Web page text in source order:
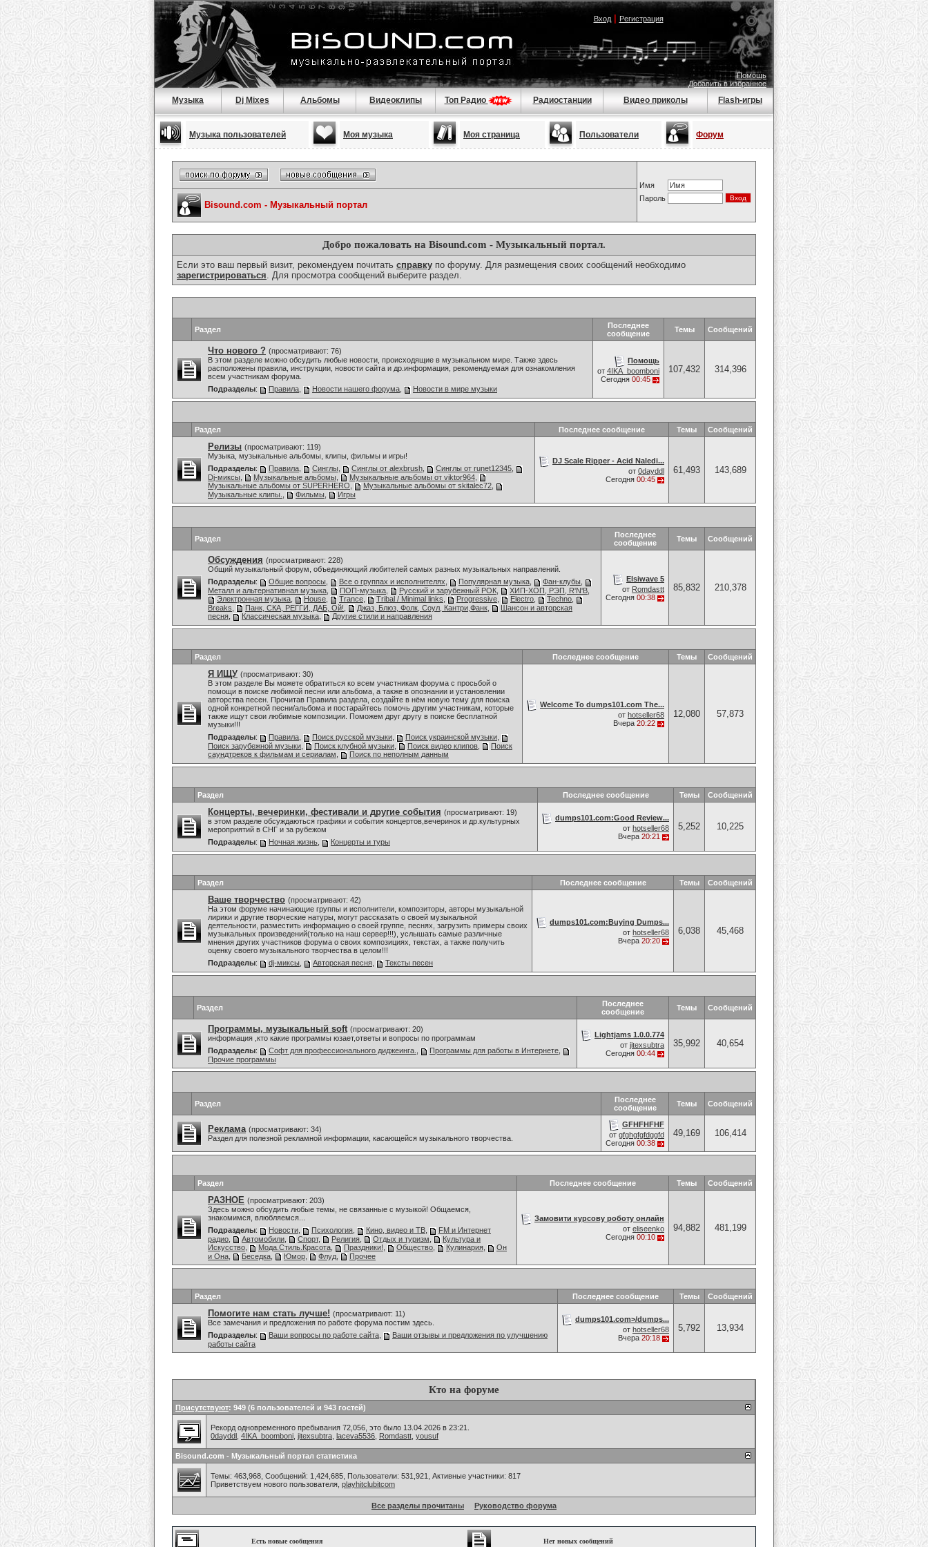
Вход| Регистрация
Помощь
Добавить в избранное
Музыка Dj Mixes Альбомы Видеоклипы Топ Радио Радиостанции Видео приколы Flash-игры
Музыка пользователей Моя музыка Моя страница Пользователи Форум
Имя
Пароль
Bisound.com - Музыкальный портал
Добро пожаловать на Bisound.com - Музыкальный портал.
Если это ваш первый визит, рекомендуем почитать справку по форуму. Для размещения своих сообщений необходимо
зарегистрироваться. Для просмотра сообщений выберите раздел.
Раздел
Последнее
сообщение
Темы Сообщений
Что нового ? (просматривают: 76)
В этом разделе можно обсудить любые новости, происходящие в музыкальном мире. Также здесь
расположены правила, инструкции, новости сайта и др.информация, рекомендуемая для ознакомления
всем участникам форума.
Подразделы: Правила Новости нашего форума Новости в мире музыки
Помощь
от 4IKA_boomboni
Сегодня 00:45
107,432 314,396
Раздел Последнее сообщение Темы Сообщений
Релизы (просматривают: 119)
Музыка, музыкальные альбомы, клипы, фильмы и игры!
Подразделы: Правила Синглы Синглы от alexbrush Синглы от runet12345
Dj-миксы
Музыкальные альбомы Музыкальные альбомы от viktor964
Музыкальные альбомы от SUPERHERO
Музыкальные альбомы от skitalec72
Музыкальные клипы.
Фильмы Игры
DJ Scale Ripper - Acid Naledi...
от 0dayddl
Сегодня 00:45
61,493 143,689
Раздел
Последнее
сообщение
Темы Сообщений
Обсуждения (просматривают: 228)
Общий музыкальный форум, объединяющий любителей самых разных музыкальных направлений.
Подразделы: Общие вопросы Все о группах и исполнителях Популярная музыка Фан-клубы
Металл и альтернативная музыка
ПОП-музыка Русский и зарубежный РОК ХИП-ХОП, РЭП, R'N'B
Электронная музыка
House Trance Tribal / Minimal links Progressive Electro Techno
Breaks
Панк, СКА, РЕГГИ, ДАБ, Ой! Джаз, Блюз, Фолк, Соул, Кантри,Фанк
Шансон и авторская
песня
Классическая музыка Другие стили и направления
Elsiwave 5
от Romdastt
Сегодня 00:38
85,832 210,378
Раздел Последнее сообщение Темы Сообщений
Я ИЩУ (просматривают: 30)
В этом разделе Вы можете обратиться ко всем участникам форума с просьбой о
помощи в поиске любимой песни или альбома, а также в опознании и установлении
авторства песен. Прочитав Правила раздела, создайте в нём новую тему для поиска
одной конкретной песни/альбома и постарайтесь помочь другим участникам, которые
также ищут свои любимые композиции. Поможем друг другу в поиске бесплатной
музыки!!!
Подразделы: Правила Поиск русской музыки Поиск украинской музыки
Поиск зарубежной музыки
Поиск клубной музыки Поиск видео клипов
Поиск
саундтреков к фильмам и сериалам
Поиск по неполным данным
Welcome To dumps101.com The...
от hotseller68
Вчера 20:22
12,080 57,873
Раздел Последнее сообщение Темы Сообщений
Концерты, вечеринки, фестивали и другие события (просматривают: 19)
в этом разделе обсуждаються графики и события концертов,вечеринок и др.культурных
мероприятий в СНГ и за рубежом
Подразделы: Ночная жизнь Концерты и туры
dumps101.com:Good Review...
от hotseller68
Вчера 20:21
5,252 10,225
Раздел Последнее сообщение Темы Сообщений
Ваше творчество (просматривают: 42)
На этом форуме начинающие группы и исполнители, композиторы, авторы музыкальной
лирики и другие творческие натуры, могут рассказать о своей музыкальной
деятельности, разместить информацию о своей группе, песнях, загрузить примеры своих
музыкальных произведений(только на наш сервер!!!), услышать самые различные
мнения других участников форума о своих композициях, текстах, а также получить
оценку своего музыкального творчества в целом!!!
Подразделы: dj-миксы Авторская песня Тексты песен
dumps101.com:Buying Dumps...
от hotseller68
Вчера 20:20
6,038 45,468
Раздел
Последнее
сообщение
Темы Сообщений
Программы, музыкальный soft (просматривают: 20)
информация ,кто какие программы юзает,ответы и вопросы по программам
Подразделы: Софт для профессионального диджеинга. Программы для работы в Интернете
Прочие программы
Lightjams 1.0.0.774
от jitexsubtra
Сегодня 00:44
35,992 40,654
Раздел
Последнее
сообщение
Темы Сообщений
Реклама (просматривают: 34)
Раздел для полезной рекламной информации, касающейся музыкального творчества.
GFHFHFHF
от gfghgfgfdggfd
Сегодня 00:38
49,169 106,414
Раздел Последнее сообщение Темы Сообщений
РАЗНОЕ (просматривают: 203)
Здесь можно обсудить любые темы, не связанные с музыкой! Общаемся,
знакомимся, влюбляемся...
Подразделы: Новости Психология Кино, видео и ТВ
FM и Интернет
радио
Автомобили Спорт, Религия Отдых и туризм
Культура и
Искусство
Мода.Стиль.Красота Праздники! Общество Кулинария
Он
и Она
Беседка Юмор Флуд Прочее
Замовити курсову роботу онлайн
от eliseenko
Сегодня 00:10
94,882 481,199
Раздел Последнее сообщение Темы Сообщений
Помогите нам стать лучше! (просматривают: 11)
Все замечания и предложения по работе форума постим здесь.
Подразделы: Ваши вопросы по работе сайта
Ваши отзывы и предложения по улучшению
работы сайта
dumps101.com>/dumps...
от hotseller68
Вчера 20:18
5,792 13,934
Кто на форуме
Присутствуют: 949 (6 пользователей и 943 гостей)
Рекорд одновременного пребывания 72,056, это было 13.04.2026 в 23:21.
0dayddl 4IKA_boomboni jitexsubtra laceva5536 Romdastt yousuf
Bisound.com - Музыкальный портал статистика
Темы: 463,968, Сообщений: 1,424,685, Пользователи: 531,921, Активные участники: 817
Приветствуем нового пользователя, playhitclubitcom
Все разделы прочитаны Руководство форума
Есть новые сообщения Нет новых сообщений